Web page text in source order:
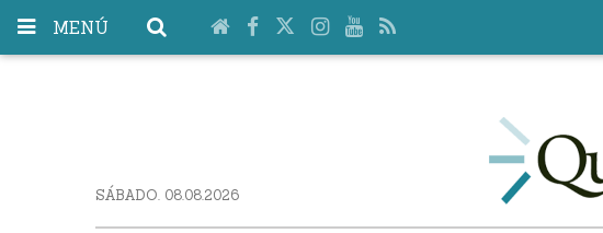
MENÚ
SÁBADO. 08.08.2026